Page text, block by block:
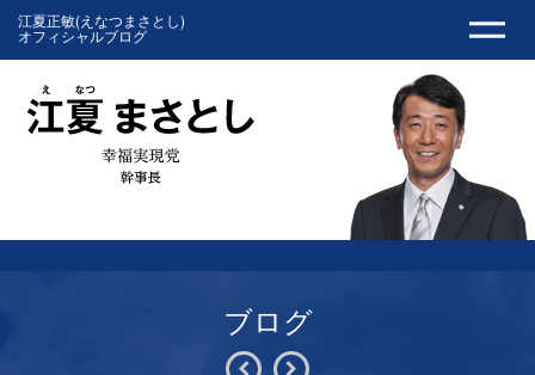
江夏正敏(えなつまさとし)
オフィシャルブログ
ブログ